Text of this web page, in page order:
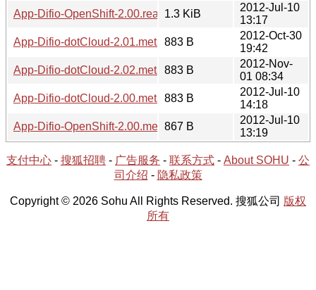
App-Difio-OpenShift-2.00.readme1.3 KiB
2012-Jul-10
13:17
App-Difio-dotCloud-2.01.meta 883 B
2012-Oct-30
19:42
App-Difio-dotCloud-2.02.meta 883 B
2012-Nov-
01 08:34
App-Difio-dotCloud-2.00.meta 883 B
2012-Jul-10
14:18
App-Difio-OpenShift-2.00.meta867 B
2012-Jul-10
13:19
支付中心 - 搜狐招聘 - 广告服务 - 联系方式 - About SOHU - 公
司介绍 - 隐私政策
Copyright © 2026 Sohu All Rights Reserved. 搜狐公司 版权
所有